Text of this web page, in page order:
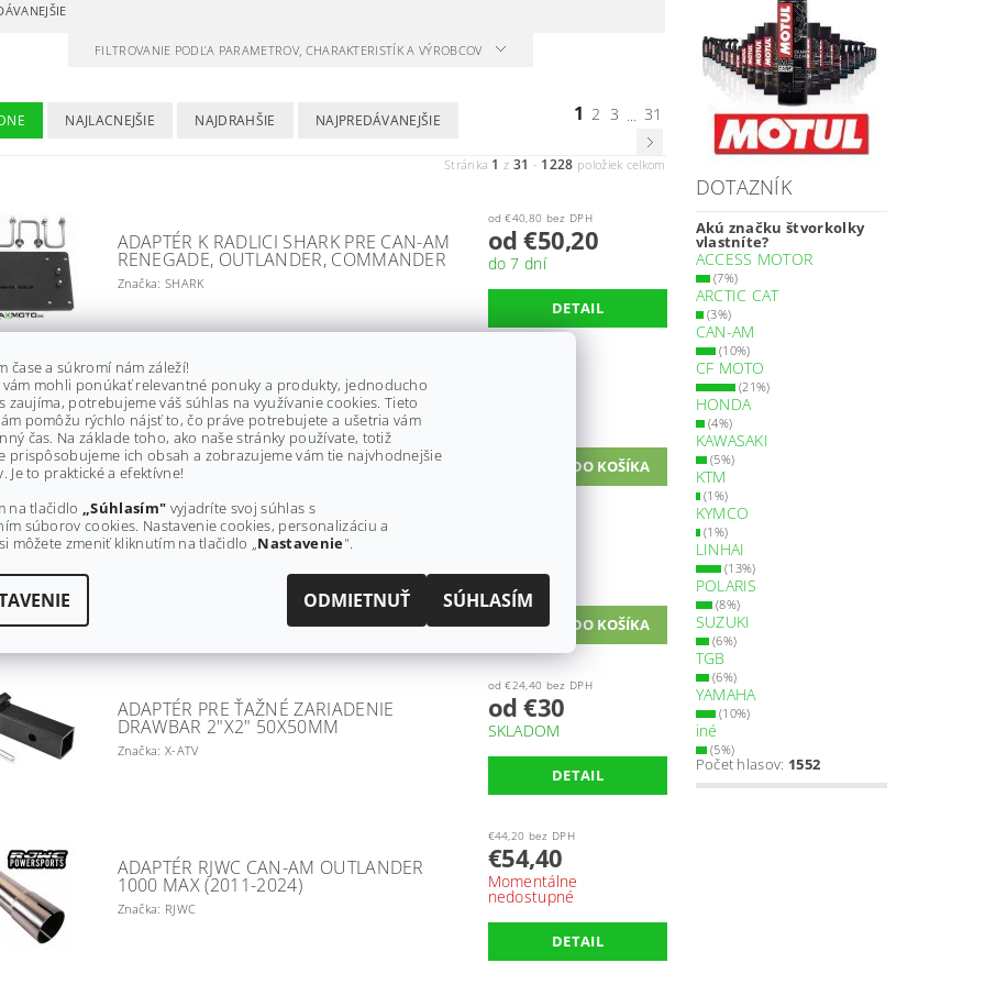
FILTROVANIE PODĽA PARAMETROV, CHARAKTERISTÍK A VÝROBCOV
NAJLACNEJŠIE NAJDRAHŠIE NAJPREDÁVANEJŠIE 1 2 3 ... 31
Stránka 1 z 31 - 1228 položiek celkom
ADAPTÉR K RADLICI SHARK PRE CAN-AM
RENEGADE, OUTLANDER, COMMANDER
Značka: SHARK
od €40,80 bez DPH
od €50,20
do 7 dní
DETAIL
ADAPTÉR NA US ŤAŽNÉ S UZAMYKACÍM
ČAPOM, ZÁVLAČKOU A STRMEŇOM 3/4,
50X50MM, CAN-AM A INÉ
Značka: X-BULL
€75
–13 %
ADAPTÉR PRE ŤAŽNÉ ZARIADENIE
SKLADOM
ADAPTÉR PRE ŤAŽNÉ ZARIADENIE
DRAWBAR 2"X2" 50X50MM
Značka: X-ATV
od €24,40 bez DPH
od €30
SKLADOM
DETAIL
ADAPTÉR RJWC CAN-AM OUTLANDER
1000 MAX (2011-2024)
Značka: RJWC
€44,20 bez DPH
€54,40
Momentálne
nedostupné
DETAIL
DOTAZNÍK
Akú značku štvorkolky
vlastníte?
ACCESS MOTOR
(7%)
ARCTIC CAT
(3%)
CAN-AM
(10%)
CF MOTO
(21%)
HONDA
(4%)
KAWASAKI
(5%)
KTM
(1%)
KYMCO
(1%)
LINHAI
(13%)
POLARIS
(8%)
SUZUKI
(6%)
TGB
(6%)
YAMAHA
(10%)
iné
(5%)
Počet hlasov: 1552
čase a súkromí nám záleží!
vám mohli ponúkať relevantné ponuky a produkty, jednoducho
zaujíma, potrebujeme váš súhlas na využívanie cookies. Tieto
pomôžu rýchlo nájsť to, čo práve potrebujete a ušetria vám
čas. Na základe toho, ako naše stránky používate, totiž
prispôsobujeme ich obsah a zobrazujeme vám tie najvhodnejšie
Je to praktické a efektívne!
na tlačidlo „Súhlasím" vyjadríte svoj súhlas s
súborov cookies. Nastavenie cookies, personalizáciu a
môžete zmeniť kliknutím na tlačidlo „Nastavenie".
ODMIETNUŤ SÚHLASÍM